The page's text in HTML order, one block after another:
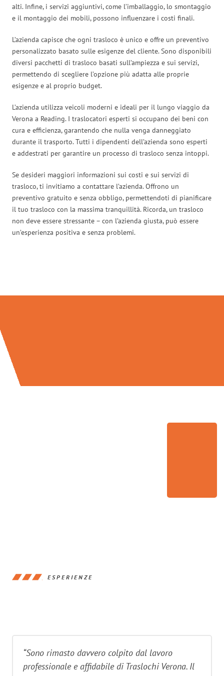
alti. Infine, i servizi aggiuntivi, come l’imballaggio, lo smontaggio
e il montaggio dei mobili, possono influenzare i costi finali.
L’azienda capisce che ogni trasloco è unico e offre un preventivo
personalizzato basato sulle esigenze del cliente. Sono disponibili
diversi pacchetti di trasloco basati sull’ampiezza e sui servizi,
permettendo di scegliere l’opzione più adatta alle proprie
esigenze e al proprio budget.
L’azienda utilizza veicoli moderni e ideali per il lungo viaggio da
Verona a Reading. I traslocatori esperti si occupano dei beni con
cura e efficienza, garantendo che nulla venga danneggiato
durante il trasporto. Tutti i dipendenti dell’azienda sono esperti
e addestrati per garantire un processo di trasloco senza intoppi.
Se desideri maggiori informazioni sui costi e sui servizi di
trasloco, ti invitiamo a contattare l’azienda. Offrono un
preventivo gratuito e senza obbligo, permettendoti di pianificare
il tuo trasloco con la massima tranquillità. Ricorda, un trasloco
non deve essere stressante – con l’azienda giusta, può essere
un’esperienza positiva e senza problemi.
ESPERIENZE
“Sono rimasto davvero colpito dal lavoro
professionale e affidabile di Traslochi Verona. Il